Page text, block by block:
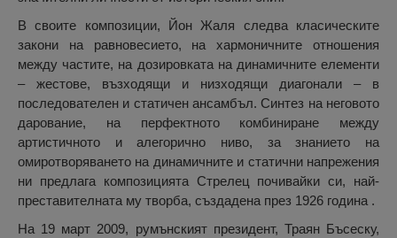
В своите композиции, Йон Жаля следва класическите
закони на равновесието, на хармоничните отношения
между частите, на дозировката на динамичните елементи
– жестове, възходящи и низходящи диагонали – в
последователен и статичен ансамбъл. Синтез на неговото
дарование, на перфектното комбиниране между
артистичното и алегорично ниво, за знанието на
омиротворяването на динамичните и статични напрежения
ни предлага композицията Стрелец почивайки си, най-
преставителната му творба, създадена през 1926 година .
На 19 март 2009, румънският президент, Траян Бъсеску,